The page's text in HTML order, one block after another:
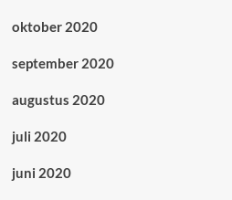
oktober 2020
september 2020
augustus 2020
juli 2020
juni 2020